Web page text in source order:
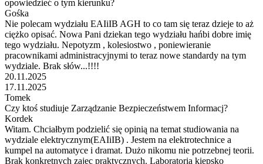
opowiedzieć o tym kierunku?
Gośka
Nie polecam wydziału EAIiIB AGH to co tam się teraz dzieje to aż
ciężko opisać. Nowa Pani dziekan tego wydziału hańbi dobre imię
tego wydziału. Nepotyzm , kolesiostwo , poniewieranie
pracownikami administracyjnymi to teraz nowe standardy na tym
wydziale. Brak słów...!!!!
20.11.2025
17.11.2025
Tomek
Czy ktoś studiuje Zarządzanie Bezpieczeństwem Informacj?
Kordek
Witam. Chciałbym podzielić się opinią na temat studiowania na
wydziale elektrycznym(EAIiIB) . Jestem na elektrotechnice a
kumpel na automatyce i dramat. Dużo nikomu nie potrzebnej teorii.
Brak konkretnych zajec praktycznych. Laboratoria kiepsko